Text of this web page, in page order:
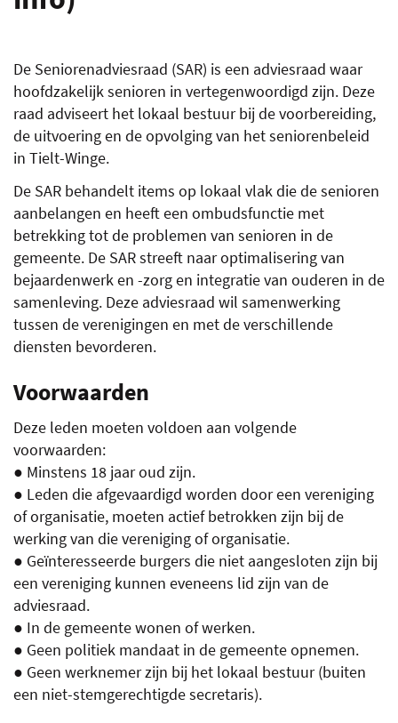
De Seniorenadviesraad (SAR) is een adviesraad waar
hoofdzakelijk senioren in vertegenwoordigd zijn. Deze
raad adviseert het lokaal bestuur bij de voorbereiding,
de uitvoering en de opvolging van het seniorenbeleid
in Tielt-Winge.
De SAR behandelt items op lokaal vlak die de senioren
aanbelangen en heeft een ombudsfunctie met
betrekking tot de problemen van senioren in de
gemeente. De SAR streeft naar optimalisering van
bejaardenwerk en -zorg en integratie van ouderen in de
samenleving. Deze adviesraad wil samenwerking
tussen de verenigingen en met de verschillende
diensten bevorderen.
Voorwaarden
Deze leden moeten voldoen aan volgende
voorwaarden:
● Minstens 18 jaar oud zijn.
● Leden die afgevaardigd worden door een vereniging
of organisatie, moeten actief betrokken zijn bij de
werking van die vereniging of organisatie.
● Geïnteresseerde burgers die niet aangesloten zijn bij
een vereniging kunnen eveneens lid zijn van de
adviesraad.
● In de gemeente wonen of werken.
● Geen politiek mandaat in de gemeente opnemen.
● Geen werknemer zijn bij het lokaal bestuur (buiten
een niet-stemgerechtigde secretaris).